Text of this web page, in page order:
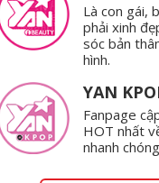
Là con gái,
phải xinh
sóc bản
hình.
YAN
Fanpage
HOT nhất
nhanh